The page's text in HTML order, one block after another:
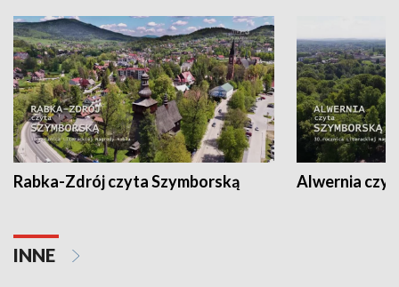
Rabka-Zdrój czyta Szymborską Alwernia
INNE